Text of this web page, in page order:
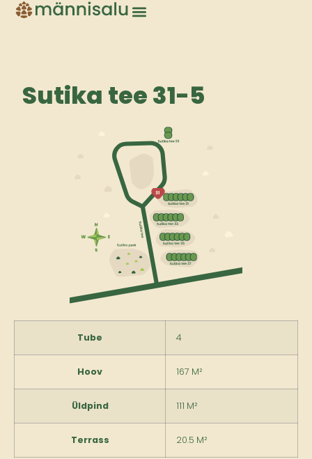
Sutika tee 31 – 5
Sutika tee 31-5
Tube 4
Hoov 167 M²
Üldpind 111 M²
Terrass 20.5 M²